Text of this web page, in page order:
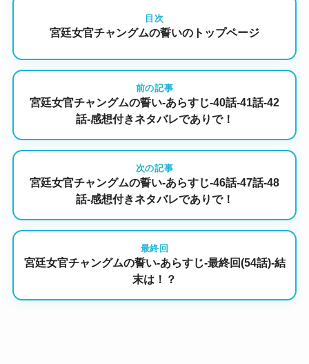
目次
宮廷女官チャングムの誓いのトップページ
前の記事
宮廷女官チャングムの誓い-あらすじ-40話-41話-42
話-感想付きネタバレでありで！
次の記事
宮廷女官チャングムの誓い-あらすじ-46話-47話-48
話-感想付きネタバレでありで！
最終回
宮廷女官チャングムの誓い-あらすじ-最終回(54話)-結
末は！？